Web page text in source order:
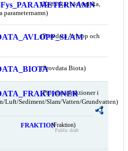
(Kemiska, biologiska,
parameternamn)
(Provdata Avlopp och
(Provdata Biota)
(Provdata fraktioner i
Luft/Sediment/Slam/Vatten/Grundvatten)
FRAKTION(Fraktion)
Public draft